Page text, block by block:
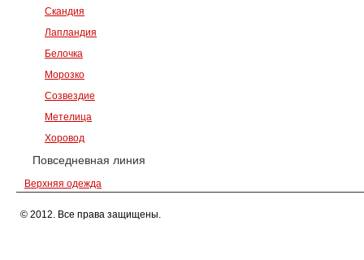
Скандия
Лапландия
Белочка
Морозко
Созвездие
Метелица
Хоровод
Повседневная линия
Верхняя одежда
© 2012. Все права защищены.